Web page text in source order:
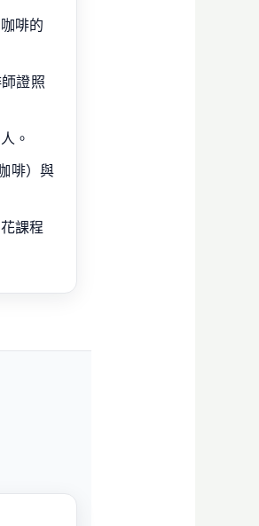
啡的
證照
。
啡）與
課程